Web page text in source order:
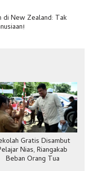
di New Zealand: Tak
Gratis Disambut
Nias, Riangakab
Beban Orang Tua